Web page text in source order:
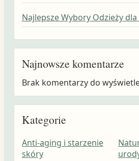
Najlepsze Wybory Odzieży
Najnowsze komentarze
Brak komentarzy do
Kategorie
Anti-aging i starzenie
skóry